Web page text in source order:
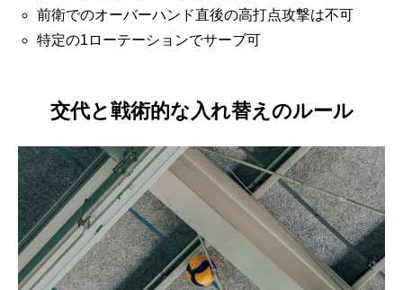
前衛でのオーバーハンド直後の高打点攻撃は不可
特定の1ローテーションでサーブ可
交代と戦術的な入れ替えのルール